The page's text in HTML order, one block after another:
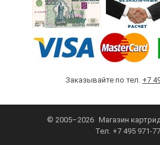
Заказывайте по тел. +7
© 2005–2026 Магазин
Тел. +7 495 971-